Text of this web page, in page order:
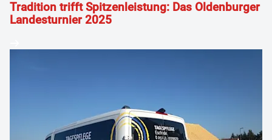
Tradition trifft Spitzenleistung: Das Oldenburger
Landesturnier 2025